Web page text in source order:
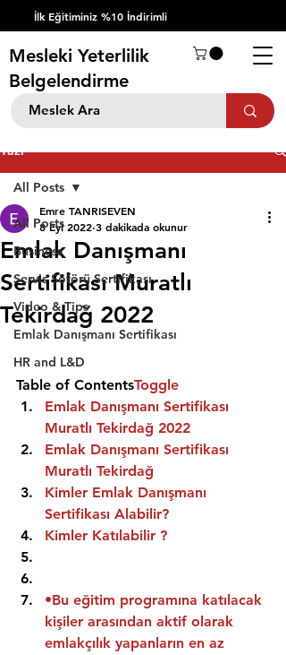
İlk Eğitiminiz %10 İndirimli
Mesleki Yeterlilik
Belgelendirme
Yazı
All Posts
Business
Servis Şöförü Sertifikası
Video & Tips
Emlak Danışmanı Sertifikası
HR and L&D
All Posts
Emlak Danışmanı
Sertifikası Muratlı
Tekirdağ 2022
Emre TANRISEVEN
8 Eyl 2022 3 dakikada okunur
Table of ContentsToggle
Emlak Danışmanı Sertifikası
Muratlı Tekirdağ 2022
Emlak Danışmanı Sertifikası
Muratlı Tekirdağ
Kimler Emlak Danışmanı
Sertifikası Alabilir?
Kimler Katılabilir ?
•Bu eğitim programına katılacak
kişiler arasından aktif olarak
emlakçılık yapanların en az